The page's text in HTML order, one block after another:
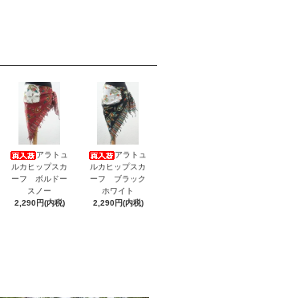
アラトュ
ルカヒップスカ
ーフ ボルドー
スノー
2,290円(内税)
アラトュ
ルカヒップスカ
ーフ ブラック
ホワイト
2,290円(内税)